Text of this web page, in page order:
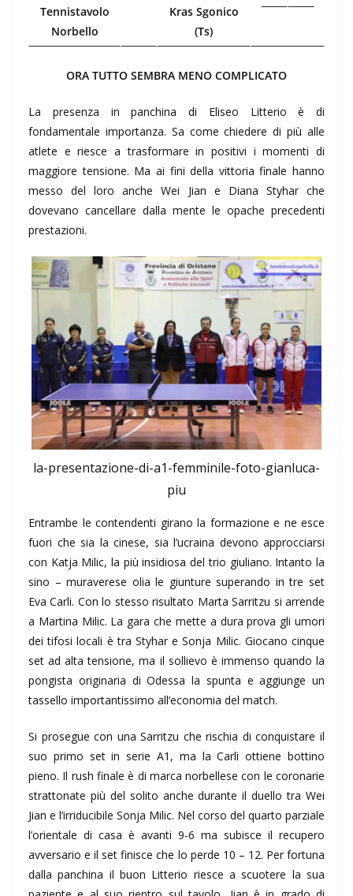
Tennistavolo
Norbello
Kras Sgonico
(Ts)
ORA TUTTO SEMBRA MENO COMPLICATO
La presenza in panchina di Eliseo Litterio è di
fondamentale importanza. Sa come chiedere di più alle
atlete e riesce a trasformare in positivi i momenti di
maggiore tensione. Ma ai fini della vittoria finale hanno
messo del loro anche Wei Jian e Diana Styhar che
dovevano cancellare dalla mente le opache precedenti
prestazioni.
la-presentazione-di-a1-femminile-foto-gianluca-
piu
Entrambe le contendenti girano la formazione e ne esce
fuori che sia la cinese, sia l’ucraina devono approcciarsi
con Katja Milic, la più insidiosa del trio giuliano. Intanto la
sino – muraverese olia le giunture superando in tre set
Eva Carli. Con lo stesso risultato Marta Sarritzu si arrende
a Martina Milic. La gara che mette a dura prova gli umori
dei tifosi locali è tra Styhar e Sonja Milic. Giocano cinque
set ad alta tensione, ma il sollievo è immenso quando la
pongista originaria di Odessa la spunta e aggiunge un
tassello importantissimo all’economia del match.
Si prosegue con una Sarritzu che rischia di conquistare il
suo primo set in serie A1, ma la Carli ottiene bottino
pieno. Il rush finale è di marca norbellese con le coronarie
strattonate più del solito anche durante il duello tra Wei
Jian e l’irriducibile Sonja Milic. Nel corso del quarto parziale
l’orientale di casa è avanti 9-6 ma subisce il recupero
avversario e il set finisce che lo perde 10 – 12. Per fortuna
dalla panchina il buon Litterio riesce a scuotere la sua